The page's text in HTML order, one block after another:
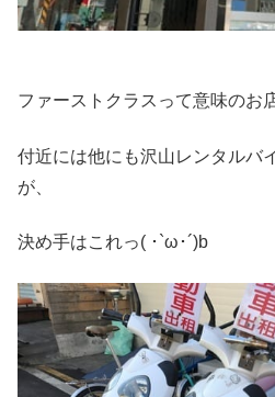
ファーストクラスって意味のお店
付近には他にも沢山レンタルバ
が、
決め手はこれっ( ･`ω･´)b